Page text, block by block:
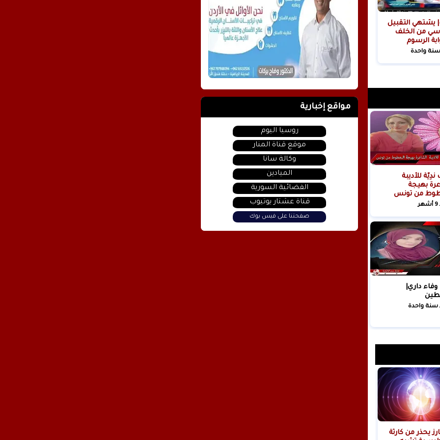
يشتهي التقبيل
من الخلف
الرسوم
واحدة
حُرُوفٌ نَدِيَّةٌ للأديبة
بهيجة
من تونس
داري|
سنة واحدة
يحذر من كارثة
مواقع إخبارية
روسيا اليوم
موقع قناة المنار
وكالة سانا
الميادين
الفضائية السورية
قناة عشتار يوتيوب
صفحتنا على فيس بوك